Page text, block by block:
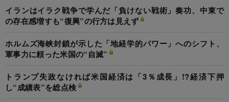
イランはイラク戦争で学んだ「負けない戦術」奏功、中東で
の存在感増すも“復興”の行方は見えず
ホルムズ海峡封鎖が示した「地経学的パワー」へのシフト、
軍事力に頼った米国の“自滅”
トランプ失政なければ米国経済は「3％成長」!?経済下押
し“成績表”を総点検